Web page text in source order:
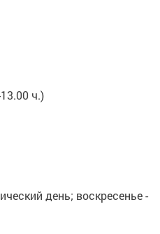
ч.)
день; воскресенье -